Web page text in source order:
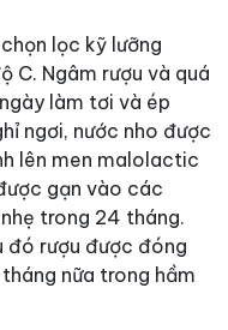
lọc kỹ lưỡng
C. Ngâm rượu và quá
làm tơi và ép
ngơi, nước nho được
lên men malolactic
gạn vào các
trong 24 tháng.
đó rượu được đóng
nữa trong hầm